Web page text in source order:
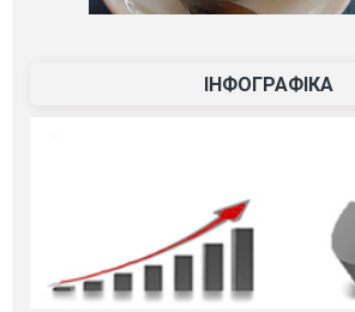
ІНФОГРАФІКА